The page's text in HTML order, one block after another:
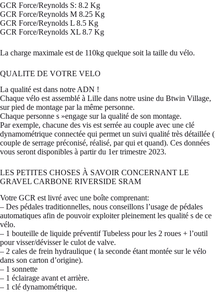
GCR Force/Reynolds S: 8.2 Kg
GCR Force/Reynolds M 8.25 Kg
GCR Force/Reynolds L 8.5 Kg
GCR Force/Reynolds XL 8.7 Kg
La charge maximale est de 110kg quelque soit la taille du vélo.
QUALITE DE VOTRE VELO
La qualité est dans notre ADN !
Chaque vélo est assemblé à Lille dans notre usine du Btwin Village,
sur pied de montage par la même personne.
Chaque personne s »engage sur la qualité de son montage.
Par exemple, chacune des vis est serrée au couple avec une clé
dynamométrique connectée qui permet un suivi qualité très détaillée (
couple de serrage préconisé, réalisé, par qui et quand). Ces données
vous seront disponibles à partir du 1er trimestre 2023.
LES PETITES CHOSES À SAVOIR CONCERNANT LE
GRAVEL CARBONE RIVERSIDE SRAM
Votre GCR est livré avec une boîte comprenant:
– Des pédales traditionnelles, nous conseillons l’usage de pédales
automatiques afin de pouvoir exploiter pleinement les qualité s de ce
vélo.
– 1 bouteille de liquide préventif Tubeless pour les 2 roues + l’outil
pour visser/dévisser le culot de valve.
– 2 cales de frein hydraulique ( la seconde étant montée sur le vélo
dans son carton d’origine).
– 1 sonnette
– 1 éclairage avant et arrière.
– 1 clé dynamométrique.